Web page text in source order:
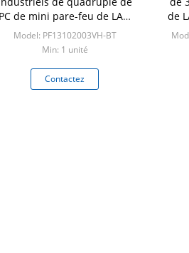
PC de mini pare-feu de LAN
J1900 E3845 avec RJ45 RS232
Model: PF13102003VH-BT
Min: 1 unité
Contactez
de
6